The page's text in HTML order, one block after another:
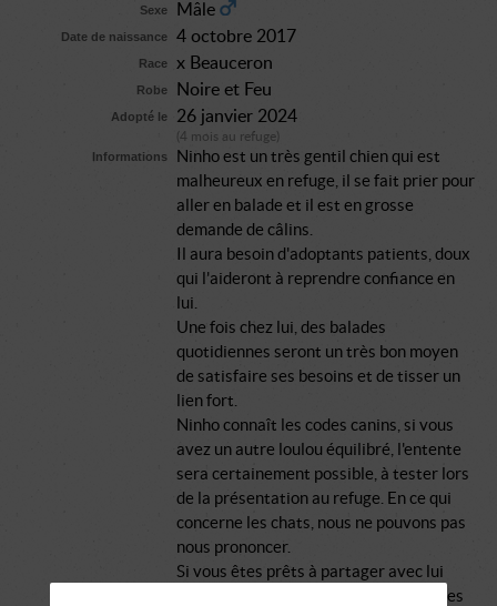
Sexe Mâle
Date de naissance 4 octobre 2017
Race x Beauceron
Robe Noire et Feu
Adopté le 26 janvier 2024
(4 mois au refuge)
Informations
Ninho est un très gentil chien qui est
malheureux en refuge, il se fait prier pour
aller en balade et il est en grosse
demande de câlins.
Il aura besoin d'adoptants patients, doux
qui l'aideront à reprendre confiance en
lui.
Une fois chez lui, des balades
quotidiennes seront un très bon moyen
de satisfaire ses besoins et de tisser un
lien fort.
Ninho connaît les codes canins, si vous
avez un autre loulou équilibré, l'entente
sera certainement possible, à tester lors
de la présentation au refuge. En ce qui
concerne les chats, nous ne pouvons pas
nous prononcer.
Si vous êtes prêts à partager avec lui
votre quotidien et lui faire découvrir les